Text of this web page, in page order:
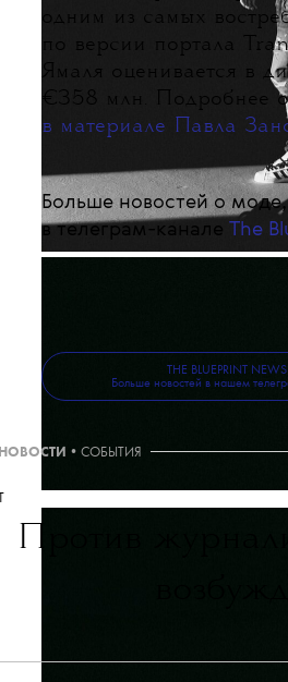
одним из самых
по версии портала
Ямаля оценивается в
€358 млн. Подробнее о
в материале Павла
Больше новостей о
в телеграм-канале The
THE BLUEPRINT NEWS
Больше новостей в нашем
НОВОСТИ • СОБЫТИЯ
Против